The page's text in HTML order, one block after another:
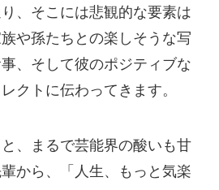
、そこには悲観的な要素は
や孫たちとの楽しそうな写
、そして彼のポジティブな
クトに伝わってきます。
、まるで芸能界の酸いも甘
から、「人生、もっと気楽